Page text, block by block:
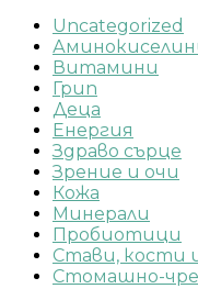
Uncategorized
Витамини
Грип
Деца
Енергия
Здраво сърце
Зрение и очи
Кожа
Минерали
Пробиотици
Стави, кости
Стомашно-